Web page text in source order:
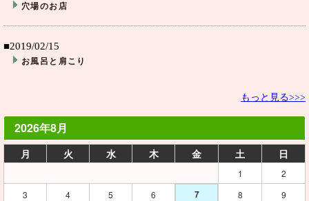
穴場のお店
■2019/02/15
お風呂と肩こり
もっと見る>>>
2026年8月
月 火 水 木 金 土 日
1
2
3
4 5 6 7 8
9